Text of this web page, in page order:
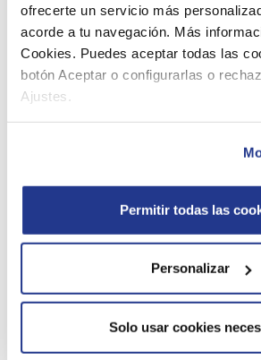
ofrecerte un servicio más
acorde a tu navegación. Más
Cookies. Puedes aceptar todas las
botón Aceptar o configurarlas o
Ajustes.
Permitir todas las
Personalizar
Solo usar cookies
période d’ouverture actuelle.